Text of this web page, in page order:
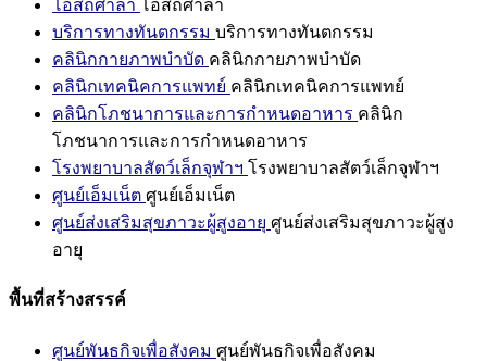
โอสถศาลา โอสถศาลา
บริการทางทันตกรรม บริการทางทันตกรรม
คลินิกกายภาพบำบัด คลินิกกายภาพบำบัด
คลินิกเทคนิคการแพทย์ คลินิกเทคนิคการแพทย์
คลินิกโภชนาการและการกำหนดอาหาร คลินิก
โภชนาการและการกำหนดอาหาร
โรงพยาบาลสัตว์เล็กจุฬาฯ โรงพยาบาลสัตว์เล็กจุฬาฯ
ศูนย์เอ็มเน็ต ศูนย์เอ็มเน็ต
ศูนย์ส่งเสริมสุขภาวะผู้สูงอายุ ศูนย์ส่งเสริมสุขภาวะผู้สูง
อายุ
พื้นที่สร้างสรรค์
ศูนย์พันธกิจเพื่อสังคม ศูนย์พันธกิจเพื่อสังคม